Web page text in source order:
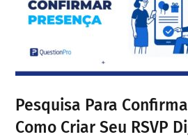
Pesquisa Para
Como Criar Seu RSVP